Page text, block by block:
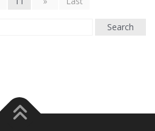
Search